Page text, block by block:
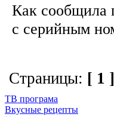
Как сообщила
с серийным
Страницы: [ 1 ]
ТВ програма
Вкусные рецепты